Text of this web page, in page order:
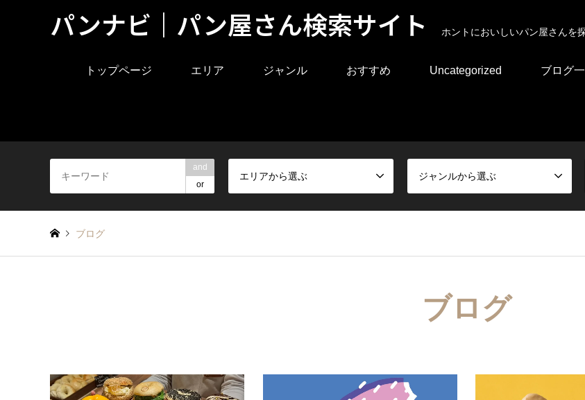
パンナビ｜パン屋さん検索サイト ホントにおいしいパン屋さんを
トップページ エリア ジャンル おすすめ Uncategorized ブログ
and
or
エリアから選ぶ ジャンルから選ぶ
ブログ
ブログ